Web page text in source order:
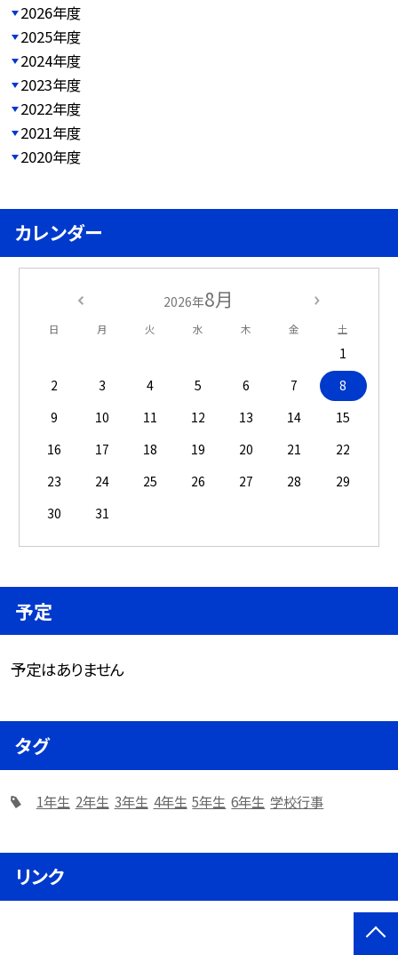
2026年度
2025年度
2024年度
2023年度
2022年度
2021年度
2020年度
カレンダー
2026年8月
日 月 火 水 木 金 土
1
2
3 4 5 6 7
8
9
10 11 12 13 14
15
16
17 18 19 20 21
22
23
24 25 26 27 28
29
30
31
予定
予定はありません
タグ
1年生 2年生 3年生 4年生 5年生 6年生 学校行事
リンク